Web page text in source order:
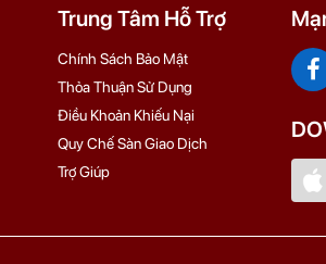
Trung Tâm Hỗ Trợ
Chính Sách Bảo Mật
Thỏa Thuận Sử Dụng
Điều Khoản Khiếu Nại
Quy Chế Sàn Giao Dịch
Trợ Giúp